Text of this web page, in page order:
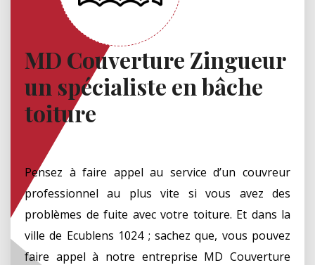
MD Couverture Zingueur
un spécialiste en bâche
toiture
Pensez à faire appel au service d’un couvreur
professionnel au plus vite si vous avez des
problèmes de fuite avec votre toiture. Et dans la
ville de Ecublens 1024 ; sachez que, vous pouvez
faire appel à notre entreprise MD Couverture